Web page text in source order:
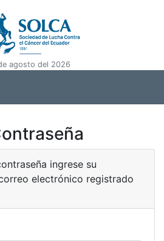
agosto del 2026
ingrese su
electrónico registrado